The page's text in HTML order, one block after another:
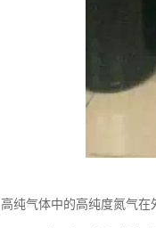
高纯气体中的高纯度氮气